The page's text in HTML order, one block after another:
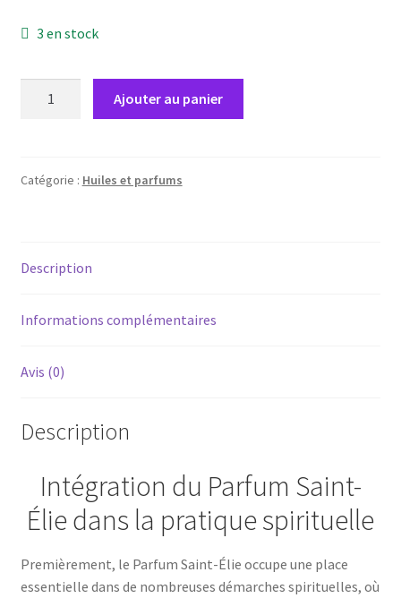
3 en stock
Ajouter au panier
Catégorie : Huiles et parfums
Description
Informations complémentaires
Avis (0)
Description
Intégration du Parfum Saint-
Élie dans la pratique spirituelle
Premièrement, le Parfum Saint-Élie occupe une place
essentielle dans de nombreuses démarches spirituelles, où